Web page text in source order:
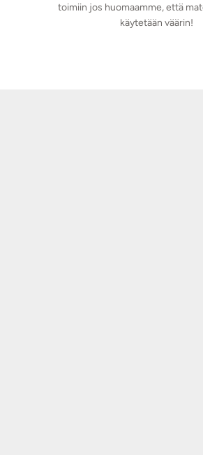
toimiin jos huomaamme, että
käytetään väärin!